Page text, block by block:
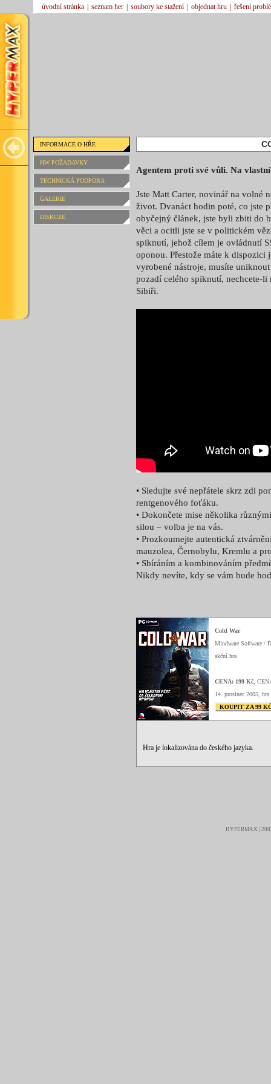
úvodní stránka seznam her soubory ke stažení objednat hru řešení
INFORMACE O HŘE
HW POŽADAVKY
TECHNICKÁ PODPORA
GALERIE
DISKUZE
Agentem proti své vůli. Na
Jste Matt Carter, novinář na volné
život. Dvanáct hodin poté, co jste
obyčejný článek, jste byli zbiti do
věci a ocitli jste se v politickém
spiknutí, jehož cílem je ovládnutí
oponou. Přestože máte k dispozici
vyrobené nástroje, musíte
pozadí celého spiknutí, nechcete-
Sibiři.
• Sledujte své nepřátele skrz zdi
rentgenového foťáku.
• Dokončete mise několika
silou – volba je na vás.
• Prozkoumejte autentická
mauzolea, Černobylu, Kremlu a
• Sbíráním a kombinováním
Nikdy nevíte, kdy se vám bude
Cold War
Mindware Software /
akční hra
CENA: 199 Kč ,
14. prosinec 2005,
KOUPIT ZA 99
Hra je lokalizována do českého jazyka.
HYPERMAX |